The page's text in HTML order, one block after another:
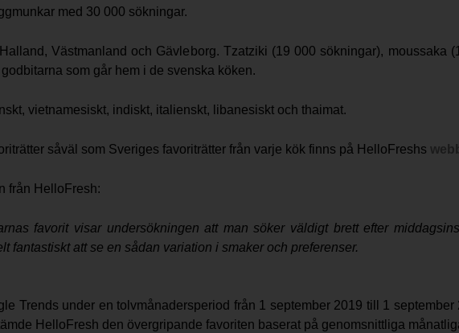
med 30 000 sökningar.
Västmanland och Gävleborg. Tzatziki (19 000 sökningar), moussaka
som går hem i de svenska köken.
vietnamesiskt, indiskt, italienskt, libanesiskt och thaimat.
såväl som Sveriges favoriträtter från varje kök finns på HelloFreshs
från HelloFresh:
favorit visar undersökningen att man söker väldigt brett efter
fantastiskt att se en sådan variation i smaker och preferenser.
Trends under en tolvmånadersperiod från 1 september 2019 till 1
HelloFresh den övergripande favoriten baserat på genomsnittliga